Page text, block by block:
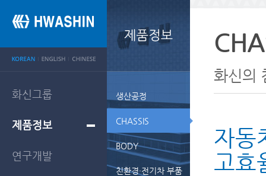
화신그룹
제품정보
생산공정
CHASSIS
BODY
친환경·전기차 부품
연구개발
화신의
자동
고효